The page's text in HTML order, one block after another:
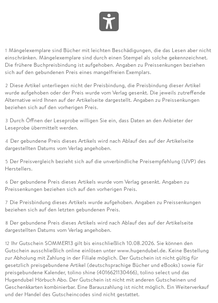
1 Mängelexemplare sind Bücher mit leichten Beschädigungen, die das Lesen aber nicht
einschränken. Mängelexemplare sind durch einen Stempel als solche gekennzeichnet.
Die frühere Buchpreisbindung ist aufgehoben. Angaben zu Preissenkungen beziehen
sich auf den gebundenen Preis eines mangelfreien Exemplars.
2 Diese Artikel unterliegen nicht der Preisbindung, die Preisbindung dieser Artikel
wurde aufgehoben oder der Preis wurde vom Verlag gesenkt. Die jeweils zutreffende
Alternative wird Ihnen auf der Artikelseite dargestellt. Angaben zu Preissenkungen
beziehen sich auf den vorherigen Preis.
3 Durch Öffnen der Leseprobe willigen Sie ein, dass Daten an den Anbieter der
Leseprobe übermittelt werden.
4 Der gebundene Preis dieses Artikels wird nach Ablauf des auf der Artikelseite
dargestellten Datums vom Verlag angehoben.
5 Der Preisvergleich bezieht sich auf die unverbindliche Preisempfehlung (UVP) des
Herstellers.
6 Der gebundene Preis dieses Artikels wurde vom Verlag gesenkt. Angaben zu
Preissenkungen beziehen sich auf den vorherigen Preis.
7 Die Preisbindung dieses Artikels wurde aufgehoben. Angaben zu Preissenkungen
beziehen sich auf den letzten gebundenen Preis.
8 Der gebundene Preis dieses Artikels wird nach Ablauf des auf der Artikelseite
dargestellten Datums vom Verlag angehoben.
12 Ihr Gutschein SOMMER13 gilt bis einschließlich 10.08.2026. Sie können den
Gutschein ausschließlich online einlösen unter www.hugendubel.de. Keine Bestellung
zur Abholung mit Zahlung in der Filiale möglich. Der Gutschein ist nicht gültig für
gesetzlich preisgebundene Artikel (deutschsprachige Bücher und eBooks) sowie für
preisgebundene Kalender, tolino shine (4016621130466), tolino select und das
Hugendubel Hörbuch Abo. Der Gutschein ist nicht mit anderen Gutscheinen und
Geschenkkarten kombinierbar. Eine Barauszahlung ist nicht möglich. Ein Weiterverkauf
und der Handel des Gutscheincodes sind nicht gestattet.